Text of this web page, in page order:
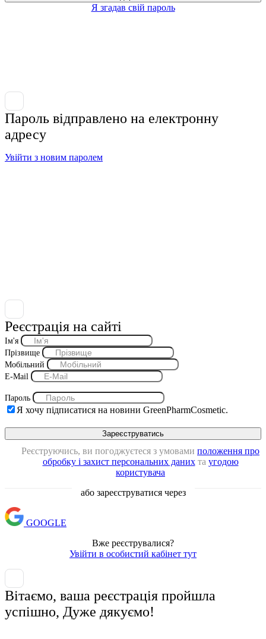
Я згадав свій пароль
Пароль відправлено на електронну
адресу
Увійти з новим паролем
Реєстрація на сайті
Ім'я
Прізвище
Мобільний
E-Mail
Пароль
Я хочу підписатися на новини GreenPharmCosmetic.
Реєструючись, ви погоджуєтеся з умовами положення про
обробку і захист персональних данихта угодою
користувача
або зареєструватися через
GOOGLE
Вже реєструвалися?
Увійти в особистий кабінет тут
Вітаємо, ваша реєстрація пройшла
успішно, Дуже дякуємо!